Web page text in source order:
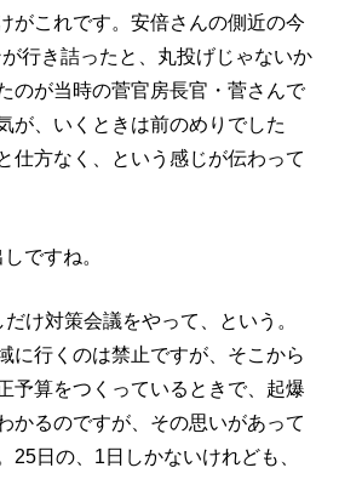
がこれです。安倍さんの側近の今
行き詰ったと、丸投げじゃないか
のが当時の菅官房長官・菅さんで
が、いくときは前のめりでした
仕方なく、という感じが伝わって
ですね。
け対策会議をやって、という。
に行くのは禁止ですが、そこから
予算をつくっているときで、起爆
かるのですが、その思いがあって
日の、1日しかないけれども、